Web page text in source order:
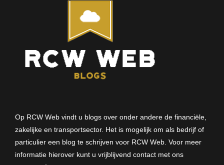
Op RCW Web vindt u blogs over onder andere de financiële,
zakelijke en transportsector. Het is mogelijk om als bedrijf of
particulier een blog te schrijven voor RCW Web. Voor meer
informatie hierover kunt u vrijblijvend contact met ons